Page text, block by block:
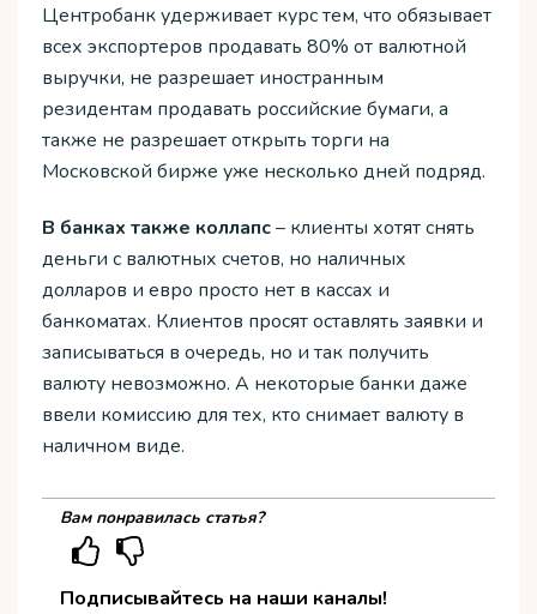
Центробанк удерживает курс тем, что обязывает
всех экспортеров продавать 80% от валютной
выручки, не разрешает иностранным
резидентам продавать российские бумаги, а
также не разрешает открыть торги на
Московской бирже уже несколько дней подряд.
В банках также коллапс– клиенты хотят снять
деньги с валютных счетов, но наличных
долларов и евро просто нет в кассах и
банкоматах. Клиентов просят оставлять заявки и
записываться в очередь, но и так получить
валюту невозможно. А некоторые банки даже
ввели комиссию для тех, кто снимает валюту в
наличном виде.
Вам понравилась статья?
Подписывайтесь на наши каналы!